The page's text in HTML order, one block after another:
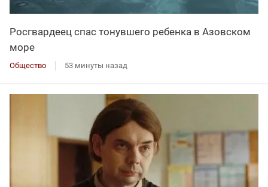
Росгвардеец спас тонувшего ребенка в Азовском
море
Общество 53 минуты назад